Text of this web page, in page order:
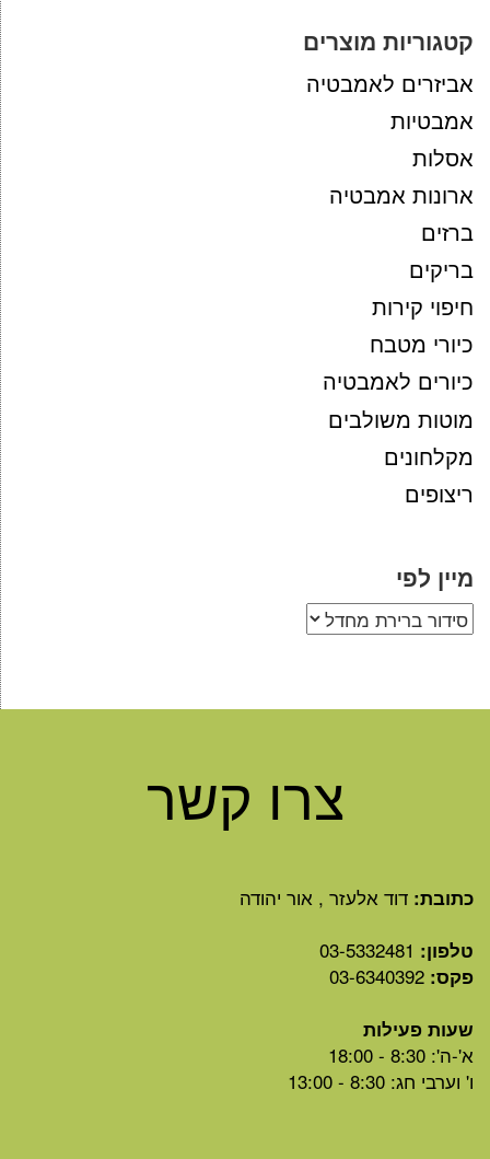
קטגוריות מוצרים
אביזרים לאמבטיה
אמבטיות
אסלות
ארונות אמבטיה
ברזים
בריקים
חיפוי קירות
כיורי מטבח
כיורים לאמבטיה
מוטות משולבים
מקלחונים
ריצופים
מיין לפי
צרו קשר
כתובת: דוד אלעזר , אור יהודה
טלפון: 03-5332481
פקס: 03-6340392
שעות פעילות
א'-ה': 8:30 - 18:00
ו' וערבי חג: 8:30 - 13:00